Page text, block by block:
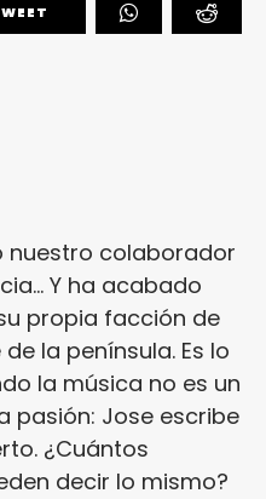
nuestro colaborador
Y ha acabado
propia facción de
de la península. Es lo
la música no es un
pasión: Jose escribe
¿Cuántos
decir lo mismo?